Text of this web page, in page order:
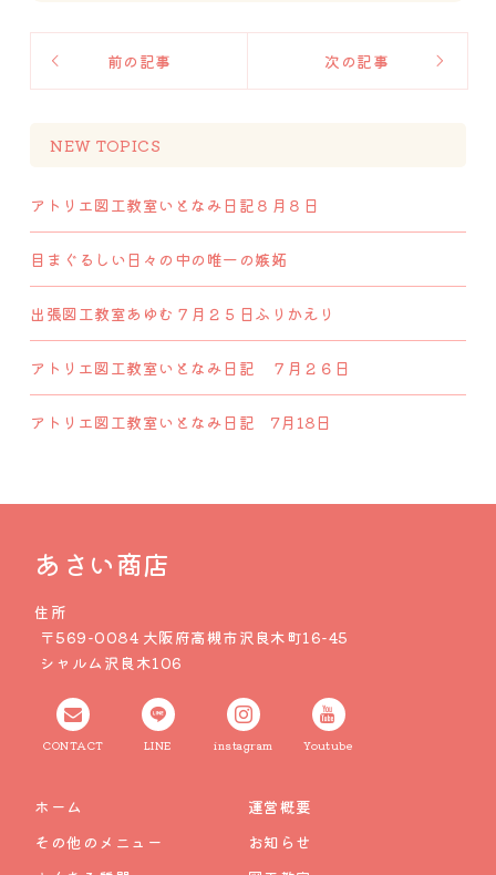
前の記事 次の記事
NEW TOPICS
アトリエ図工教室いとなみ日記８月８日
目まぐるしい日々の中の唯一の嫉妬
出張図工教室あゆむ７月２５日ふりかえり
アトリエ図工教室いとなみ日記 ７月２６日
アトリエ図工教室いとなみ日記 7月18日
あさい商店
住所
〒569-0084 大阪府高槻市沢良木町16-45
シャルム沢良木106
CONTACT LINE instagram Youtube
ホーム
その他のメニュー
運営概要
お知らせ